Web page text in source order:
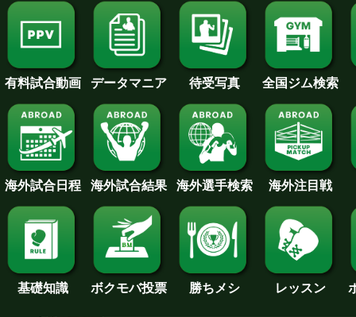
有料試合動画 データマニア 待受写真 全国ジム検索
海外試合日程 海外試合結果 海外選手検索 海外注目戦
基礎知識 ボクモバ投票 勝ちメシ レッスン